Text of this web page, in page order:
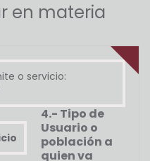
en materia
o servicio:
4.- Tipo de
Usuario o
población a
quien va